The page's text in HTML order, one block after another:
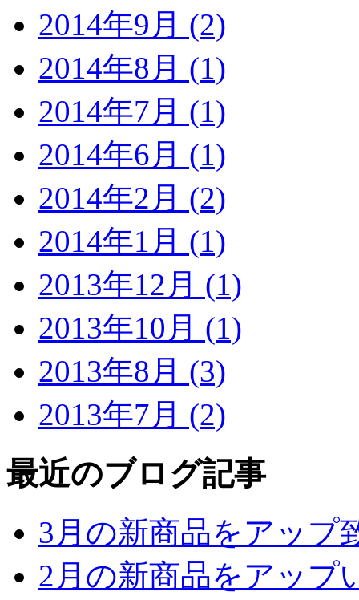
2014年9月 (2)
2014年8月 (1)
2014年7月 (1)
2014年6月 (1)
2014年2月 (2)
2014年1月 (1)
2013年12月 (1)
2013年10月 (1)
2013年8月 (3)
2013年7月 (2)
最近のブログ記事
3月の新商品をアップ
2月の新商品をアップ